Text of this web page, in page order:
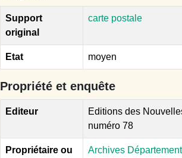
Support
original
carte postale
Etat moyen
Propriété et enquête
Editeur
Editions des
numéro 78
Propriétaire ou
Archives